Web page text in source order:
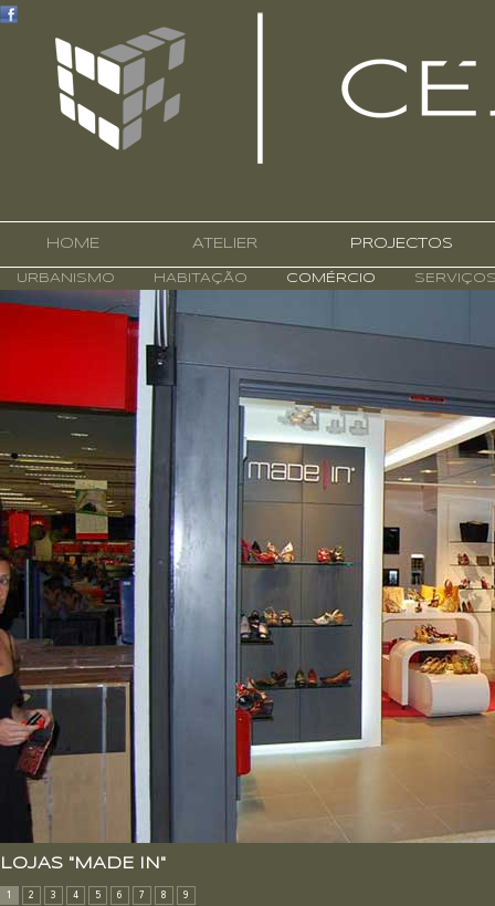
HOME ATELIER PROJECTOS
URBANISMO HABITAÇÃO COMÉRCIO
LOJAS "MADE IN"
1 2 3 4 5 6 7 8 9